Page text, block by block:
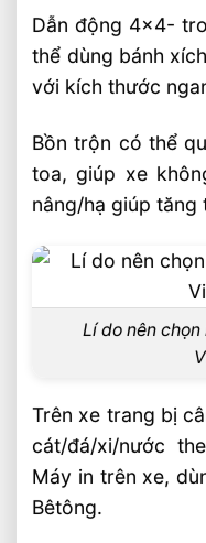
Dẫn động 4×4-
thể dùng bánh
với kích thước
Bồn trộn có thể
toa, giúp xe
nâng/hạ giúp
Lí do nên
Trên xe trang bị
cát/đá/xi/nước
Máy in trên xe,
Bêtông.